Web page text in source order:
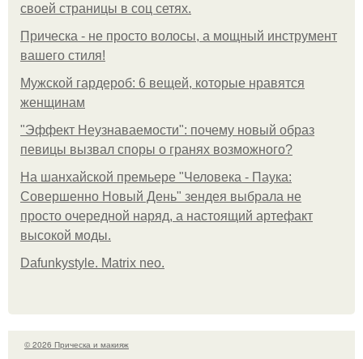
своей страницы в соц сетях.
Прическа - не просто волосы, а мощный инструмент
вашего стиля!
Мужской гардероб: 6 вещей, которые нравятся
женщинам
"Эффект Неузнаваемости": почему новый образ
певицы вызвал споры о гранях возможного?
На шанхайской премьере "Человека - Паука:
Совершенно Новый День" зендея выбрала не
просто очередной наряд, а настоящий артефакт
высокой моды.
Dafunkystyle. Matrix neo.
© 2026 Прическа и макияж